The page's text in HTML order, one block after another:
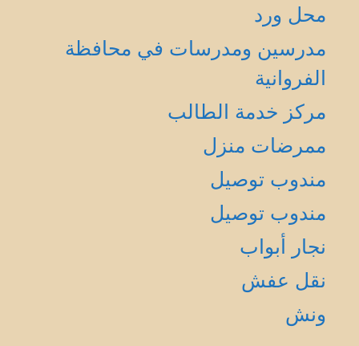
محل ورد
مدرسين ومدرسات في محافظة
الفروانية
مركز خدمة الطالب
ممرضات منزل
مندوب توصيل
مندوب توصيل
نجار أبواب
نقل عفش
ونش